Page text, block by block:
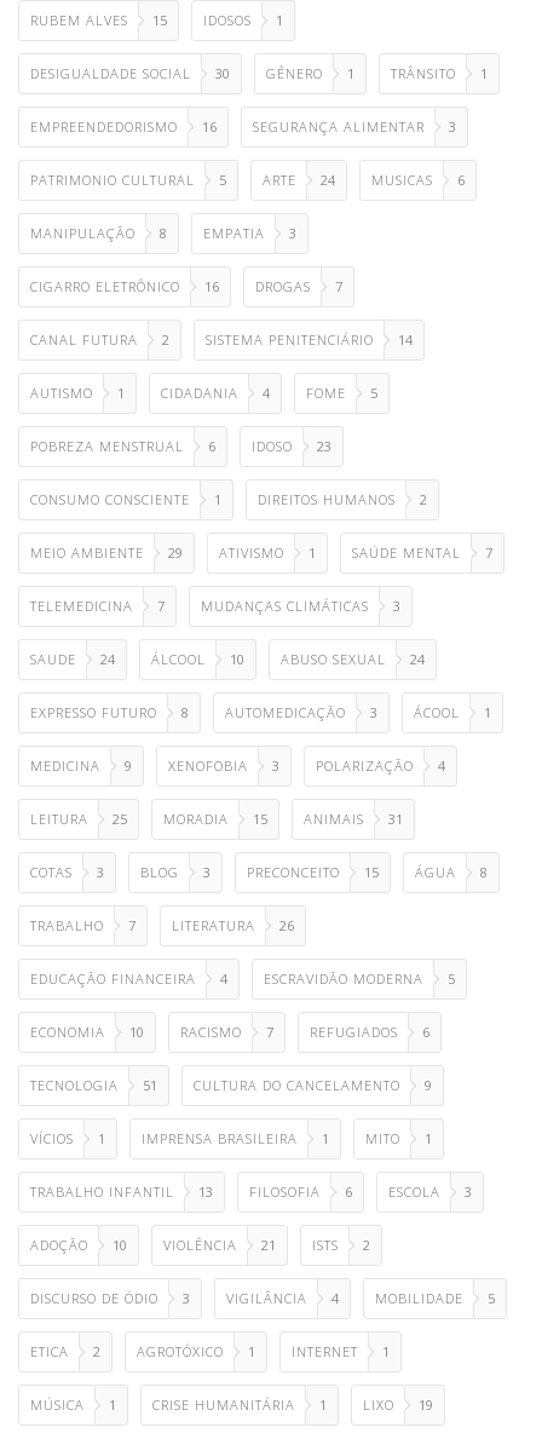
RUBEM ALVES 15 IDOSOS 1
DESIGUALDADE SOCIAL 30 GÊNERO 1 TRÂNSITO 1
EMPREENDEDORISMO 16 SEGURANÇA ALIMENTAR 3
PATRIMONIO CULTURAL 5 ARTE 24 MUSICAS 6
MANIPULAÇÃO 8 EMPATIA 3
CIGARRO ELETRÔNICO 16 DROGAS 7
CANAL FUTURA 2 SISTEMA PENITENCIÁRIO 14
AUTISMO 1 CIDADANIA 4 FOME 5
POBREZA MENSTRUAL 6 IDOSO 23
CONSUMO CONSCIENTE 1 DIREITOS HUMANOS 2
MEIO AMBIENTE 29 ATIVISMO 1 SAÚDE MENTAL 7
TELEMEDICINA 7 MUDANÇAS CLIMÁTICAS 3
SAUDE 24 ÁLCOOL 10 ABUSO SEXUAL 24
EXPRESSO FUTURO 8 AUTOMEDICAÇÃO 3 ÁCOOL 1
MEDICINA 9 XENOFOBIA 3 POLARIZAÇÃO 4
LEITURA 25 MORADIA 15 ANIMAIS 31
COTAS 3 BLOG 3 PRECONCEITO 15 ÁGUA 8
TRABALHO 7 LITERATURA 26
EDUCAÇÃO FINANCEIRA 4 ESCRAVIDÃO MODERNA 5
ECONOMIA 10 RACISMO 7 REFUGIADOS 6
TECNOLOGIA 51 CULTURA DO CANCELAMENTO 9
VÍCIOS 1 IMPRENSA BRASILEIRA 1 MITO 1
TRABALHO INFANTIL 13 FILOSOFIA 6 ESCOLA 3
ADOÇÃO 10 VIOLÊNCIA 21 ISTS 2
DISCURSO DE ÓDIO 3 VIGILÂNCIA 4 MOBILIDADE 5
ETICA 2 AGROTÓXICO 1 INTERNET 1
MÚSICA 1 CRISE HUMANITÁRIA 1 LIXO 19